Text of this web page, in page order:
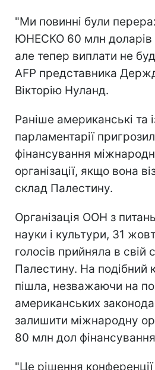
"Ми повинні були
ЮНЕСКО 60 млн доларів
але тепер виплати не
AFP представника
Вікторію Нуланд.
Раніше американські та
парламентарії
фінансування
організації, якщо вона
склад Палестину.
Організація ООН з
науки і культури, 31
голосів прийняла в свій
Палестину. На
пішла, незважаючи на
американських
залишити міжнародну
80 млн дол
"Це рішення конференції